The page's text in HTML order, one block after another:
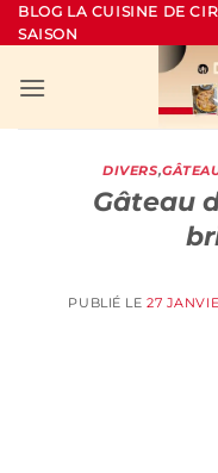
Passer
au
BLOG LA CUISINE DE
SAISON
DIVERS,
Gâteau
PUBLIÉ LE27